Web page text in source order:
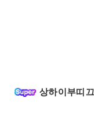
상하이부띠